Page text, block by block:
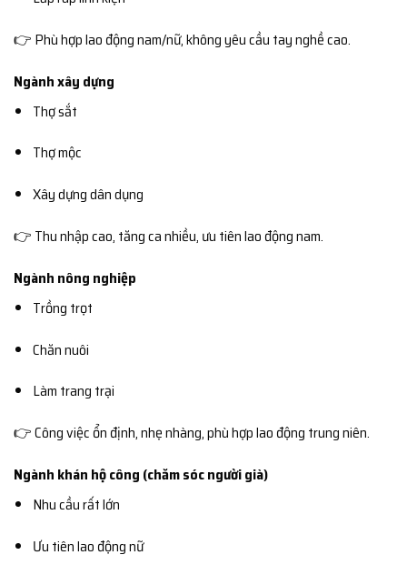
👉 Phù hợp lao động nam/nữ, không yêu cầu tay nghề cao.
Ngành xây dựng
Thợ sắt
Thợ mộc
Xây dựng dân dụng
👉 Thu nhập cao, tăng ca nhiều, ưu tiên lao động nam.
Ngành nông nghiệp
Trồng trọt
Chăn nuôi
Làm trang trại
👉 Công việc ổn định, nhẹ nhàng, phù hợp lao động trung niên.
Ngành khán hộ công (chăm sóc người già)
Nhu cầu rất lớn
Ưu tiên lao động nữ